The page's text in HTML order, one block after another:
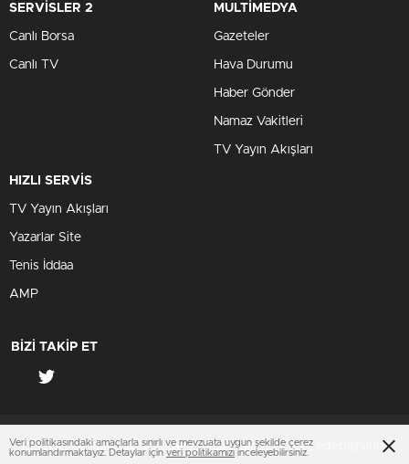
SERVİSLER 2
Canlı Borsa
Canlı TV
MULTİMEDYA
Gazeteler
Hava Durumu
Haber Gönder
Namaz Vakitleri
TV Yayın Akışları
HIZLI SERVİS
TV Yayın Akışları
Yazarlar Site
Tenis İddaa
AMP
BİZİ TAKİP ET
Çerezler ile ilgili bilgi içinÇerez Politikamızıziyaret edebilirsiniz.
Veri politikasındaki amaçlarla sınırlı ve mevzuata uygun şekilde çerez
konumlandırmaktayız. Detaylar için veri politikamızı inceleyebilirsiniz.